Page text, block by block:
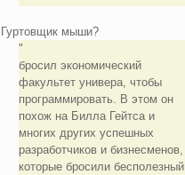
Гуртовщик мыши?
бросил экономический
факультет универа, чтобы
программировать. В этом он
похож на Билла Гейтса и
многих других успешных
разработчиков и бизнесменов,
которые бросили бесполезный